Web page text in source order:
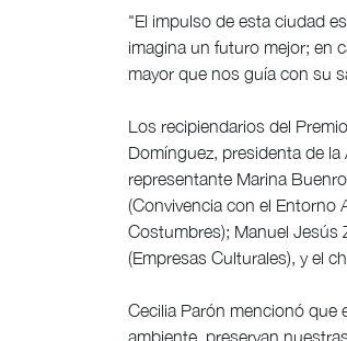
"El impulso de esta ciudad
imagina un futuro mejor; en
mayor que nos guía con su
Los recipiendarios del
Domínguez, presidenta de
representante Marina
(Convivencia con el Entorno
Costumbres); Manuel Jesús
(Empresas Culturales), y el
Cecilia Parón mencionó que
ambiente, preservan